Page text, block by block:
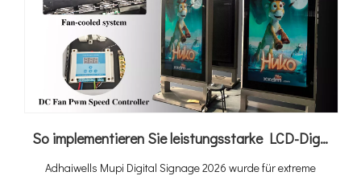
So implementieren Sie leistungsstarke LCD-Digital-Signage-Systeme für den Außenbereich bei extremer Hitze von 60 °C in Dubai
Adhaiwells Mupi Digital Signage 2026 wurde für extreme